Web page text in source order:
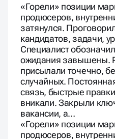
«Горели» позиции
продюсеров,
затянулся.
кандидатов, задачи,
Специалист
ожидания завышены.
присылали точечно,
случайных.
связь, быстрые
вникали. Закрыли
вакансии, а…
«Горели» позиции
продюсеров,